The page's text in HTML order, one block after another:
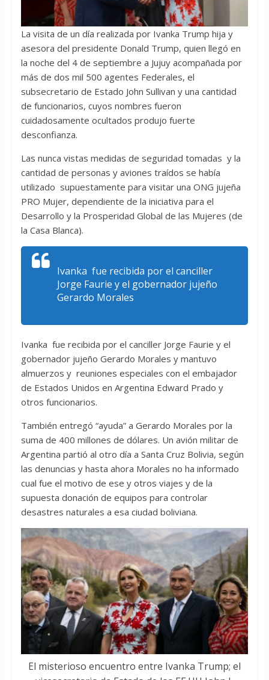
La visita de un día realizada por Ivanka Trump hija y
asesora del presidente Donald Trump, quien llegó en
la noche del 4 de septiembre a Jujuy acompañada por
más de dos mil 500 agentes Federales, el
subsecretario de Estado John Sullivan y una cantidad
de funcionarios, cuyos nombres fueron
cuidadosamente ocultados produjo fuerte
desconfianza.
Las nunca vistas medidas de seguridad tomadas y la
cantidad de personas y aviones traídos se había
utilizado supuestamente para visitar una ONG jujeña
PRO Mujer, dependiente de la iniciativa para el
Desarrollo y la Prosperidad Global de las Mujeres (de
la Casa Blanca).
Ivanka fue recibida por el canciller
Jorge Faurie y el gobernador jujeño
Gerardo Morales
Ivanka fue recibida por el canciller Jorge Faurie y el
gobernador jujeño Gerardo Morales y mantuvo
almuerzos y reuniones especiales con el embajador
de Estados Unidos en Argentina Edward Prado y
otros funcionarios.
También entregó “ayuda” a Gerardo Morales por la
suma de 400 millones de dólares. Un avión militar de
Argentina partió al otro día a Santa Cruz Bolivia, según
las denuncias y hasta ahora Morales no ha informado
cual fue el motivo de ese y otros viajes y de la
supuesta donación de equipos para controlar
desastres naturales a esa ciudad boliviana.
El misterioso encuentro entre Ivanka Trump; el